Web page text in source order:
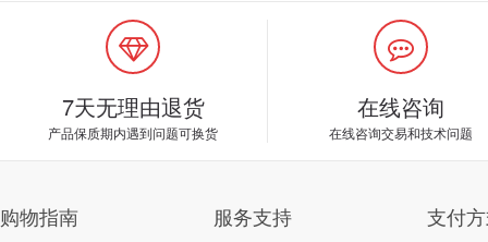
7天无理由退货
产品保质期内遇到问题可换货
在线咨询
在线咨询交易和技术问题
购物指南 服务支持 支付